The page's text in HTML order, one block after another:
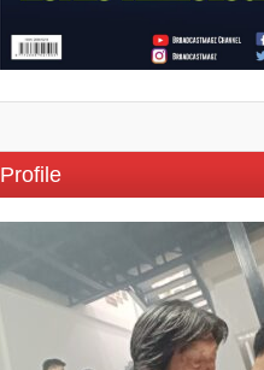
Profile